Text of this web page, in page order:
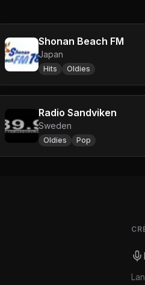
Shonan Beach FM
Japan
Hits Oldies
Radio Sandviken
Sweden
Oldies Pop